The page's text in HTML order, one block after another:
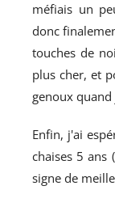
méfiais un
donc
touches de
plus cher, et
genoux
Enfin, j'ai
chaises 5 ans
signe de